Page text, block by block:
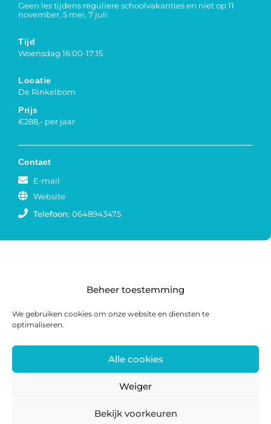
Beheer toestemming
We gebruiken cookies om onze website en diensten te
optimaliseren.
Alle cookies
Weiger
Bekijk voorkeuren
Geen les tijdens reguliere schoolvakanties en niet op 11
november, 5 mei, 7 juli
Tijd
Woensdag 16:00-17:15
Locatie
De Rinkelbom
Prijs
€288,- per jaar
Contact
E-mail
Website
Telefoon: 0648943475
Postadres: Postbus 285, 8440 AG Heerenveen |
Bezoekadres: Zwanedrift 2, 8446 KS Heerenveen
0513 468 158 | info@ateliersmajeur.nl